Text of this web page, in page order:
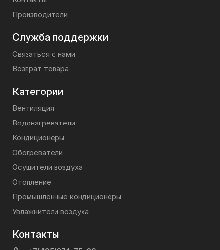
Производители
Служба поддержки
Связаться с нами
Возврат товара
Категории
Вентиляция
Водонагреватели
Кондиционеры
Обогреватели
Осушители воздуха
Отопление
Промышленные кондиционеры
Увлажнители воздуха
Контакты